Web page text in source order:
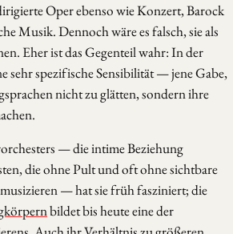
Oper ebenso wie Konzert, Barock
Musik. Dennoch wäre es falsch, sie als
Eher ist das Gegenteil wahr: In der
sehr spezifische Sensibilität — jene Gabe,
nicht zu glätten, sondern ihre
— die intime Beziehung
die ohne Pult und oft ohne sichtbare
— hat sie früh fasziniert; die
bildet bis heute eine der